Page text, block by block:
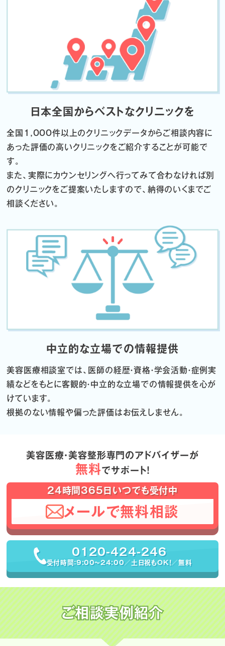
日本全国からベストなクリニックを
全国1,000件以上のクリニックデータからご相談内容に
あった評価の高いクリニックをご紹介することが可能で
す。
また、実際にカウンセリングへ行ってみて合わなければ別
のクリニックをご提案いたしますので、納得のいくまでご
相談ください。
中立的な立場での情報提供
美容医療相談室では、医師の経歴・資格・学会活動・症例実
績などをもとに客観的・中立的な立場での情報提供を心が
けています。
根拠のない情報や偏った評価はお伝えしません。
美容医療・美容整形専門のアドバイザーが
無料でサポート！
24時間365日いつでも受付中
メールで無料相談
0120-424-246
受付時間：9:00〜24:00／土日祝もOK！／無料
ご相談実例紹介